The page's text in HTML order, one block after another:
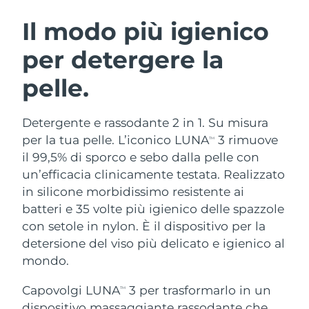
Il modo più igienico
per detergere la
pelle.
Detergente e rassodante 2 in 1. Su misura
per la tua pelle. L’iconico LUNATM
3 rimuove
il 99,5% di sporco e sebo dalla pelle con
un’efficacia clinicamente testata. Realizzato
in silicone morbidissimo resistente ai
batteri e 35 volte più igienico delle spazzole
con setole in nylon. È il dispositivo per la
detersione del viso più delicato e igienico al
mondo.
Capovolgi LUNATM
3 per trasformarlo in un
Detersione viso
Anti-aging massage
LUNA™ 4 Plus
Massage, LED heating
LUNA™ 4 Men
Microcurrent toning
BEAR™ 2 go
Microcurrent toning on-the-go
BEAR™ 2 eyes & lips
Idratazione
UFO™ 3 pacchetto
Deep facial hydration
UFO™ 3 LED
device
Igiene orale
issa™ 4
Hybrid silicone sonic toothbrush
TRATTAMENTI ANTI-AGE FAQ™
Anti-age Trattamenti LED
NEW
Austria Consegna stimata 09/08/2026
Bahrein Consegna stimata
Belgio
Bermuda Consegna stimata15/08/2026
Bosnia ed
Erzegovina
Consegna stimata 12/08/2026
Brunei Consegna stimata14/08/2026
Bulgaria Consegna stimata09/08/2026
Canada
Cile Consegna stimata 13/08/2026